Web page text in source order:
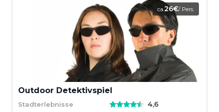
ca.26€/ Pers.
Outdoor Detektivspiel
Stadterlebnisse 4,6